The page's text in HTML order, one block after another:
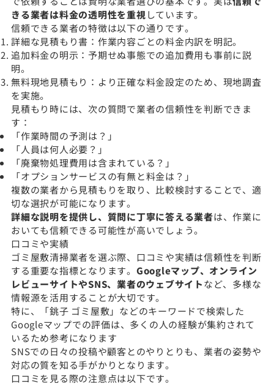
きる業者は料金の透明性を重視しています。
信頼できる業者の特徴は以下の通りです。
詳細な見積もり書：作業内容ごとの料金内訳を明記。
追加料金の明示：予期せぬ事態での追加費用も事前に説
明。
無料現地見積もり：より正確な料金設定のため、現地調査
を実施。
見積もり時には、次の質問で業者の信頼性を判断できま
す：
「作業時間の予測は？」
「人員は何人必要？」
「廃棄物処理費用は含まれている？」
「オプションサービスの有無と料金は？」
複数の業者から見積もりを取り、比較検討することで、適
切な選択が可能になります。
詳細な説明を提供し、質問に丁寧に答える業者は、作業に
おいても信頼できる可能性が高いでしょう。
口コミや実績
ゴミ屋敷清掃業者を選ぶ際、口コミや実績は信頼性を判断
する重要な指標となります。 Googleマップ、オンライン
レビューサイトやSNS、業者のウェブサイトなど、多様な
情報源を活用することが大切です。
特に、「銚子 ゴミ屋敷」などのキーワードで検索した
Googleマップでの評価は、多くの人の経験が集約されて
いるため参考になります
SNSでの日々の投稿や顧客とのやりとりも、業者の姿勢や
対応の質を知る手がかりとなります。
口コミを見る際の注意点は以下です。